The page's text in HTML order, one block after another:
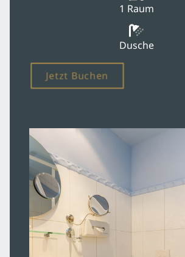
1 Raum
Dusche
Jetzt Buchen